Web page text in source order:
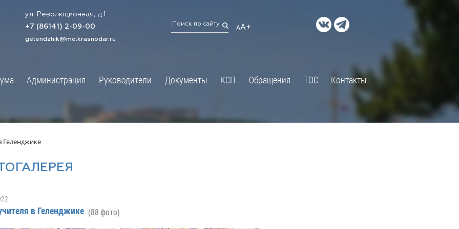
ул. Революционная, д.1
+7 (86141) 2-09-00
gelendzhik@mo.krasnodar.ru
АA+
Администрация Руководители Документы КСП Обращения ТОС Контакты
×
информация
организации
График приёмов граждан
депутатами
ДОКУМЕНТЫ
Правовые акты и их экспертиза
Экспертиза действующих
нормативных правовых актов
Оценка применения
Геленджике
в Геленджике (88 фото)